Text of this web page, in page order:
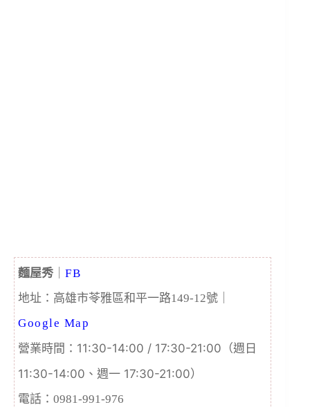
麵屋秀
FB
地址：高雄市苓雅區和平一路149-12號｜
Google Map
營業時間： 11:30-14:00 / 17:30-21:00 （週日
11:30-14:00、週一 17:30-21:00）
電話：0981-991-976